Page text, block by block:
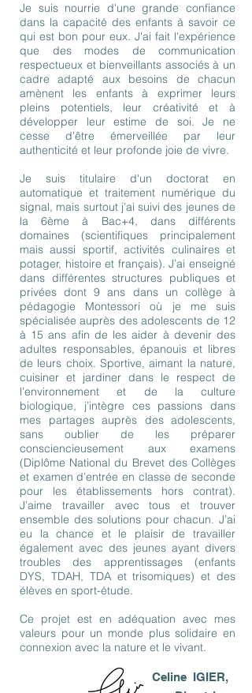
Je suis nourrie d'une grande confiance
dans la capacité des enfants à savoir ce
qui est bon pour eux. J'ai fait l'expérience
que des modes de communication
respectueux et bienveillants associés à un
cadre adapté aux besoins de chacun
amènent les enfants à exprimer leurs
pleins potentiels, leur créativité et à
développer leur estime de soi. Je ne
cesse d'être émerveillée par leur
authenticité et leur profonde joie de vivre.
Je suis titulaire d'un doctorat en
automatique et traitement numérique du
signal, mais surtout j’ai suivi des jeunes de
la 6ème à Bac+4, dans différents
domaines (scientifiques principalement
mais aussi sportif, activités culinaires et
potager, histoire et français). J’ai enseigné
dans différentes structures publiques et
privées dont 9 ans dans un collège à
pédagogie Montessori où je me suis
spécialisée auprès des adolescents de 12
à 15 ans afin de les aider à devenir des
adultes responsables, épanouis et libres
de leurs choix. Sportive, aimant la nature,
cuisiner et jardiner dans le respect de
l’environnement et de la culture
biologique, j’intègre ces passions dans
mes partages auprès des adolescents,
sans oublier de les préparer
consciencieusement aux examens
(Diplôme National du Brevet des Collèges
et examen d’entrée en classe de seconde
pour les établissements hors contrat).
J’aime travailler avec tous et trouver
ensemble des solutions pour chacun. J’ai
eu la chance et le plaisir de travailler
également avec des jeunes ayant divers
troubles des apprentissages (enfants
DYS, TDAH, TDA et trisomiques) et des
élèves en sport-étude.
Ce projet est en adéquation avec mes
valeurs pour un monde plus solidaire en
connexion avec la nature et le vivant.
Celine IGIER,